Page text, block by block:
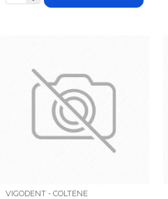
VIGODENT - COLTENE